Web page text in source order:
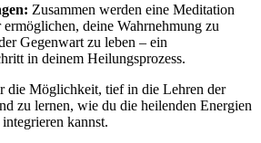
Zusammen werden eine Meditation
ermöglichen, deine Wahrnehmung zu
Gegenwart zu leben – ein
in deinem Heilungsprozess.
die Möglichkeit, tief in die Lehren der
zu lernen, wie du die heilenden Energien
kannst.